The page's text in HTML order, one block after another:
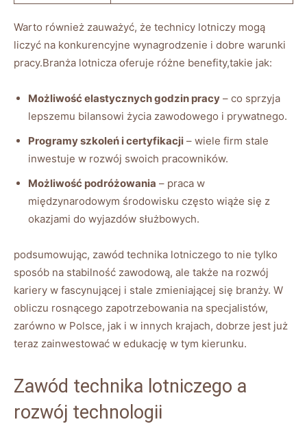
Warto również zauważyć, że technicy lotniczy mogą
liczyć na konkurencyjne wynagrodzenie i dobre warunki
pracy.Branża lotnicza oferuje różne benefity,takie jak:
Możliwość elastycznych godzin pracy – co sprzyja
lepszemu bilansowi życia zawodowego i prywatnego.
Programy szkoleń i certyfikacji – wiele firm stale
inwestuje w rozwój swoich pracowników.
Możliwość podróżowania – praca w
międzynarodowym środowisku często wiąże się z
okazjami do wyjazdów służbowych.
podsumowując, zawód technika lotniczego to nie tylko
sposób na stabilność zawodową, ale także na rozwój
kariery w fascynującej i stale zmieniającej się branży. W
obliczu rosnącego zapotrzebowania na specjalistów,
zarówno w Polsce, jak i w innych krajach, dobrze jest już
teraz zainwestować w edukację w tym kierunku.
Zawód technika lotniczego a
rozwój technologii